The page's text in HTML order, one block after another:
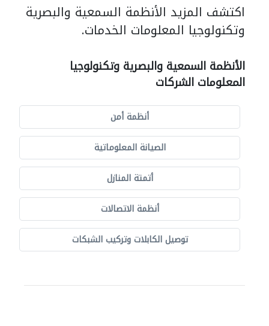
اكتشف المزيد الأنظمة السمعية والبصرية
وتكنولوجيا المعلومات الخدمات.
الأنظمة السمعية والبصرية وتكنولوجيا
المعلومات الشركات
أنظمة أمن
الصيانة المعلوماتية
أتمتة المنازل
أنظمة الاتصالات
توصيل الكابلات وتركيب الشبكات